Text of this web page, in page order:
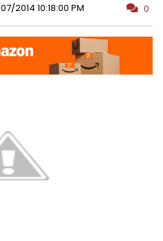
2014 10:18:00 PM 0